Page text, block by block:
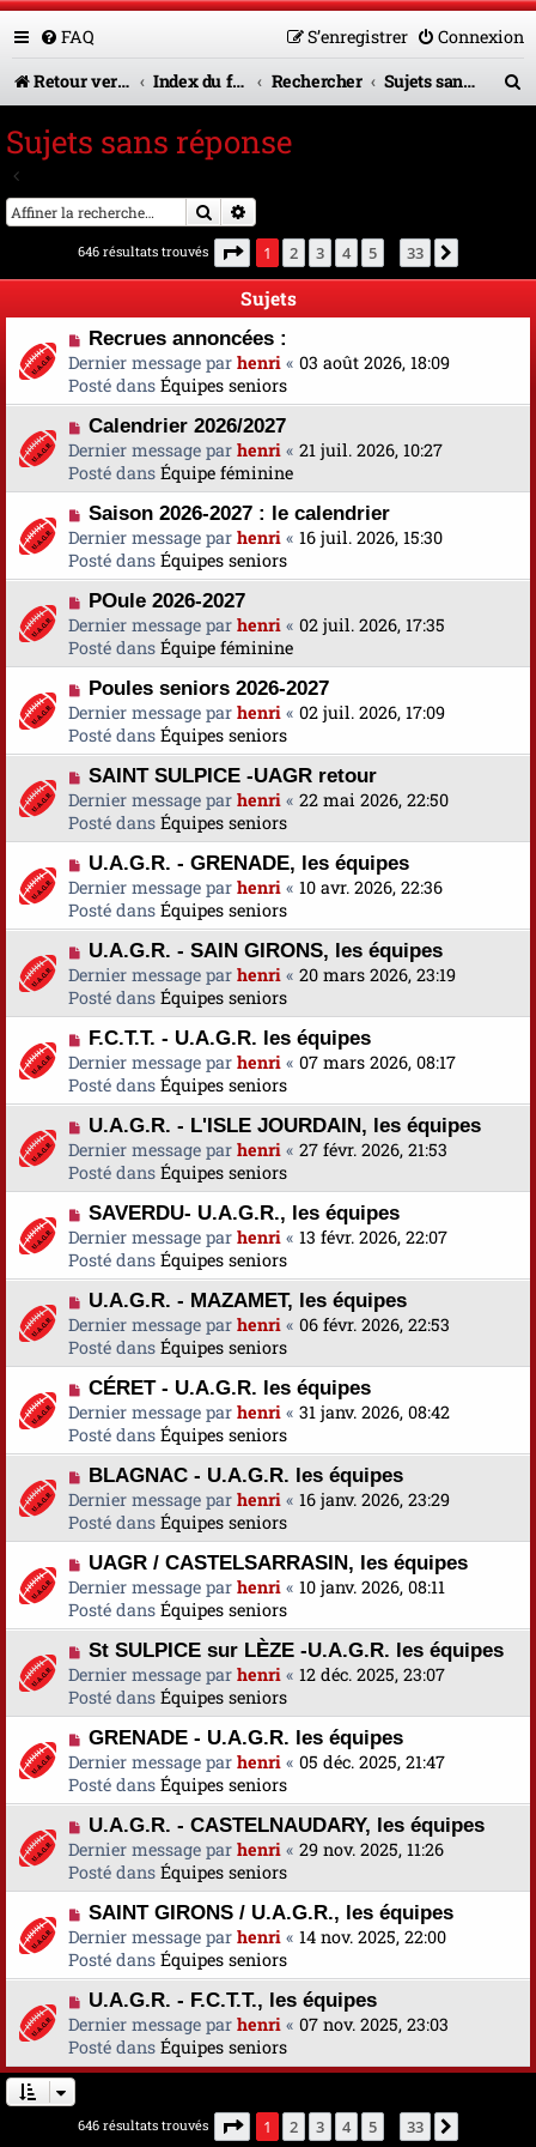
FAQ Connexion
S’enregistrer
Retour vers le site U.A.G.R.
Index du forum Rechercher Sujets sans réponse
Sujets sans réponse
Rechercher
646 résultats trouvés Page 1sur33
1 2 3 4 5 33
Sujets
N
o
u
v
e
a
u
m
e
s
s
a
g
e
Recrues annoncées :
Dernier message par henri « 03 août 2026, 18:09
Posté dans Équipes seniors
N
o
u
v
e
a
u
m
e
s
s
a
g
e
Calendrier 2026/2027
Dernier message par henri « 21 juil. 2026, 10:27
Posté dans Équipe féminine
N
o
u
v
e
a
u
m
e
s
s
a
g
e
Saison 2026-2027 : le calendrier
Dernier message par henri « 16 juil. 2026, 15:30
Posté dans Équipes seniors
N
o
u
v
e
a
u
m
e
s
s
a
g
e
POule 2026-2027
Dernier message par henri « 02 juil. 2026, 17:35
Posté dans Équipe féminine
N
o
u
v
e
a
u
m
e
s
s
a
g
e
Poules seniors 2026-2027
Dernier message par henri « 02 juil. 2026, 17:09
Posté dans Équipes seniors
N
o
u
v
e
a
u
m
e
s
s
a
g
e
SAINT SULPICE -UAGR retour
Dernier message par henri « 22 mai 2026, 22:50
Posté dans Équipes seniors
N
o
u
v
e
a
u
m
e
s
s
a
g
e
U.A.G.R. - GRENADE, les équipes
Dernier message par henri « 10 avr. 2026, 22:36
Posté dans Équipes seniors
N
o
u
v
e
a
u
m
e
s
s
a
g
e
U.A.G.R. - SAIN GIRONS, les équipes
Dernier message par henri « 20 mars 2026, 23:19
Posté dans Équipes seniors
N
o
u
v
e
a
u
m
e
s
s
a
g
e
F.C.T.T. - U.A.G.R. les équipes
Dernier message par henri « 07 mars 2026, 08:17
Posté dans Équipes seniors
N
o
u
v
e
a
u
m
e
s
s
a
g
e
U.A.G.R. - L'ISLE JOURDAIN, les équipes
Dernier message par henri « 27 févr. 2026, 21:53
Posté dans Équipes seniors
N
o
u
v
e
a
u
m
e
s
s
a
g
e
SAVERDU- U.A.G.R., les équipes
Dernier message par henri « 13 févr. 2026, 22:07
Posté dans Équipes seniors
N
o
u
v
e
a
u
m
e
s
s
a
g
e
U.A.G.R. - MAZAMET, les équipes
Dernier message par henri « 06 févr. 2026, 22:53
Posté dans Équipes seniors
N
o
u
v
e
a
u
m
e
s
s
a
g
e
CÉRET - U.A.G.R. les équipes
Dernier message par henri « 31 janv. 2026, 08:42
Posté dans Équipes seniors
N
o
u
v
e
a
u
m
e
s
s
a
g
e
BLAGNAC - U.A.G.R. les équipes
Dernier message par henri « 16 janv. 2026, 23:29
Posté dans Équipes seniors
N
o
u
v
e
a
u
m
e
s
s
a
g
e
UAGR / CASTELSARRASIN, les équipes
Dernier message par henri « 10 janv. 2026, 08:11
Posté dans Équipes seniors
N
o
u
v
e
a
u
m
e
s
s
a
g
e
St SULPICE sur LÈZE -U.A.G.R. les équipes
Dernier message par henri « 12 déc. 2025, 23:07
Posté dans Équipes seniors
N
o
u
v
e
a
u
m
e
s
s
a
g
e
GRENADE - U.A.G.R. les équipes
Dernier message par henri « 05 déc. 2025, 21:47
Posté dans Équipes seniors
N
o
u
v
e
a
u
m
e
s
s
a
e
U.A.G.R. - CASTELNAUDARY, les équipes
Dernier message par henri « 29 nov. 2025, 11:26
Posté dans Équipes seniors
N
o
u
v
e
a
u
m
s
SAINT GIRONS / U.A.G.R., les équipes
Dernier message par henri « 14 nov. 2025, 22:00
Posté dans Équipes seniors
N
o
u
v
u
U.A.G.R. - F.C.T.T., les équipes
Dernier message par henri « 07 nov. 2025, 23:03
Posté dans Équipes seniors
646 résultats trouvés Page 1sur33
1 2 3 4 5 33